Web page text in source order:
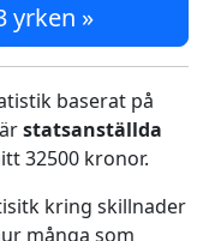
yrken »
baserat på
statsanställda
32500 kronor.
kring skillnader
många som